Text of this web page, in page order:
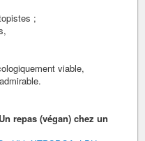
;
viable,
Un repas (végan) chez un